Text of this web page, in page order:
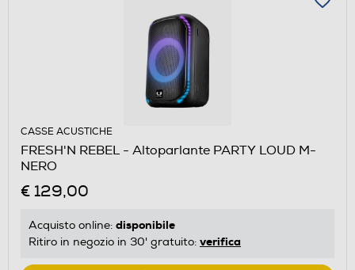
CASSE ACUSTICHE
FRESH'N REBEL - Altoparlante PARTY LOUD M-
NERO
€ 129,00
Acquisto online: disponibile
Ritiro in negozio in 30' gratuito: verifica